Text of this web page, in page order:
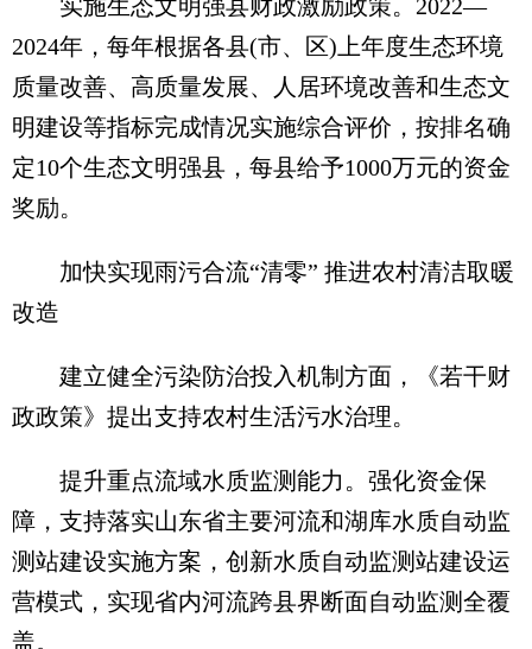
实施生态文明强县财政激励政策。2022—
2024年，每年根据各县(市、区)上年度生态环境
质量改善、高质量发展、人居环境改善和生态文
明建设等指标完成情况实施综合评价，按排名确
定10个生态文明强县，每县给予1000万元的资金
奖励。
加快实现雨污合流“清零” 推进农村清洁取暖
改造
建立健全污染防治投入机制方面，《若干财
政政策》提出支持农村生活污水治理。
提升重点流域水质监测能力。强化资金保
障，支持落实山东省主要河流和湖库水质自动监
测站建设实施方案，创新水质自动监测站建设运
营模式，实现省内河流跨县界断面自动监测全覆
盖。